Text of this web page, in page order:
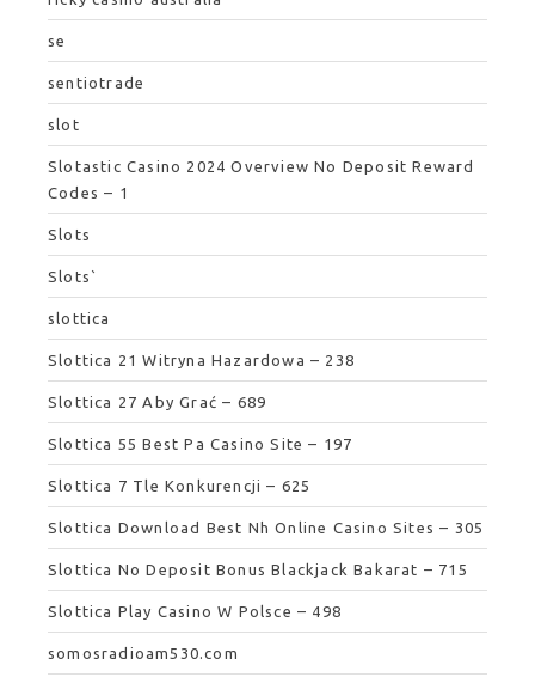
se
sentiotrade
slot
Slotastic Casino 2024 Overview No Deposit Reward
Codes – 1
Slots
Slots`
slottica
Slottica 21 Witryna Hazardowa – 238
Slottica 27 Aby Grać – 689
Slottica 55 Best Pa Casino Site – 197
Slottica 7 Tle Konkurencji – 625
Slottica Download Best Nh Online Casino Sites – 305
Slottica No Deposit Bonus Blackjack Bakarat – 715
Slottica Play Casino W Polsce – 498
somosradioam530.com